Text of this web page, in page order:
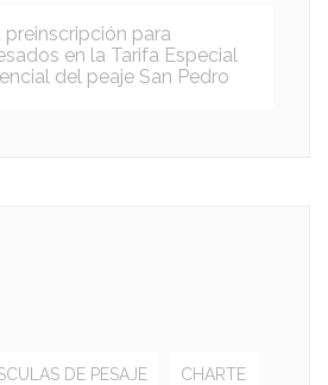
preinscripción para
en la Tarifa Especial
del peaje San Pedro
DE PESAJE CHARTE